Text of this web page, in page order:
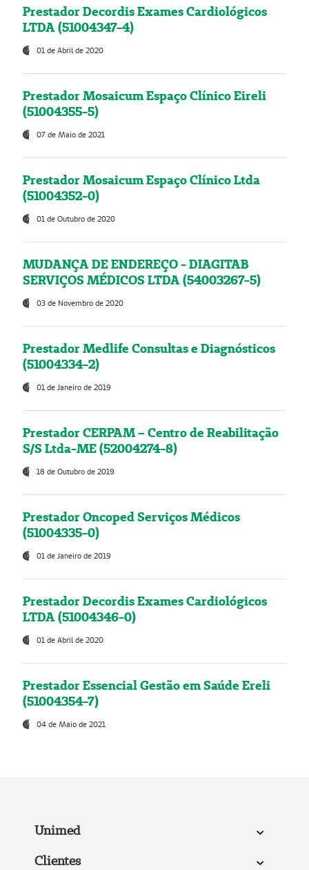
Prestador Decordis Exames Cardiológicos
LTDA (51004347-4)
01 de Abril de 2020
Prestador Mosaicum Espaço Clínico Eireli
(51004355-5)
07 de Maio de 2021
Prestador Mosaicum Espaço Clínico Ltda
(51004352-0)
01 de Outubro de 2020
MUDANÇA DE ENDEREÇO - DIAGITAB
SERVIÇOS MÉDICOS LTDA (54003267-5)
03 de Novembro de 2020
Prestador Medlife Consultas e Diagnósticos
(51004334-2)
01 de Janeiro de 2019
Prestador CERPAM – Centro de Reabilitação
S/S Ltda-ME (52004274-8)
18 de Outubro de 2019
Prestador Oncoped Serviços Médicos
(51004335-0)
01 de Janeiro de 2019
Prestador Decordis Exames Cardiológicos
LTDA (51004346-0)
01 de Abril de 2020
Prestador Essencial Gestão em Saúde Ereli
(51004354-7)
04 de Maio de 2021
Unimed
Clientes